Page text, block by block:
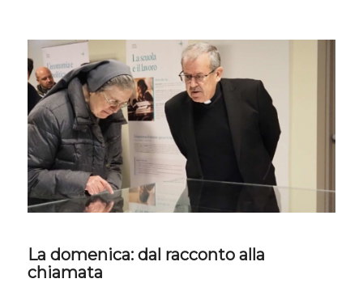
La domenica: dal racconto alla
chiamata